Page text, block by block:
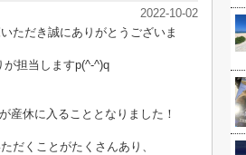
2022-10-02
ただき誠にありがとうございま
担当しますp(^-^)q
産休に入ることとなりました！
だくことがたくさんあり、